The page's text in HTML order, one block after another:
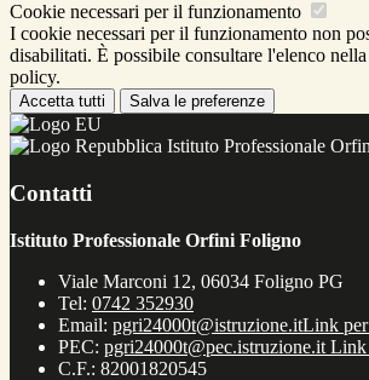
Cookie necessari per il funzionamento
I cookie necessari per il funzionamento non
disabilitati. È possibile consultare l'elenco
policy.
Accetta tutti Salva le preferenze
Istituto Professionale
Contatti
Istituto Professionale Orfini Foligno
Viale Marconi 12, 06034 Foligno PG
Tel: 0742 352930
Email: pgri24000t@istruzione.itLink
PEC: pgri24000t@pec.istruzione.it Link
C.F.: 82001820545